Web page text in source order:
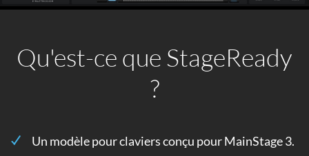
Qu'est-ce que StageReady
?
Un modèle pour claviers conçu pour MainStage 3.